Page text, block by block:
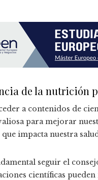
de la nutrición
a contenidos de
para mejorar
impacta nuestra
seguir el
científicas